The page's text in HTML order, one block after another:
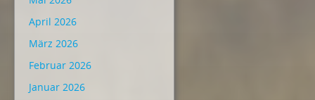
April 2026
März 2026
Februar 2026
Januar 2026